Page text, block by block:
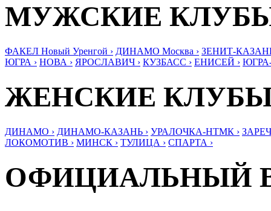
МУЖСКИЕ
ФАКЕЛ Новый Уренгой › ДИНАМО Москва › ЗЕНИТ-
ЮГРА › НОВА › ЯРОСЛАВИЧ › КУЗБАСС › ЕНИСЕЙ ›
ЖЕНСКИЕ
ДИНАМО › ДИНАМО-КАЗАНЬ › УРАЛОЧКА-НТМК ›
ЛОКОМОТИВ › МИНСК › ТУЛИЦА › СПАРТА ›
ОФИЦИАЛЬНЫЙ